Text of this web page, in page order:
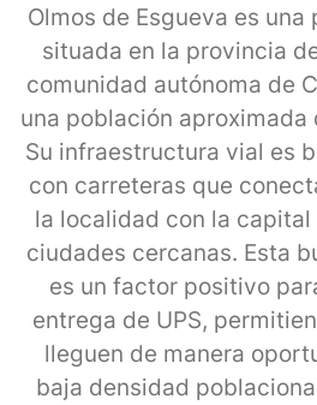
Olmos de Esgueva es
situada en la provincia
comunidad autónoma de
una población
Su infraestructura vial es
con carreteras que
la localidad con la
ciudades cercanas. Esta
es un factor positivo
entrega de UPS,
lleguen de manera
baja densidad